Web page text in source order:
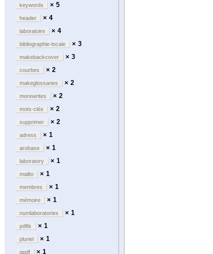
keywords × 5
header × 4
laboratoire × 4
bibliographie-locale × 3
makebackcover × 3
courbes × 2
makeglossaries × 2
morewrites × 2
mots-clés × 2
supprimer × 2
adress × 1
arobase × 1
laboratory × 1
mailto × 1
membres × 1
mémoire × 1
numlaboratories × 1
pdftk × 1
pluriel × 1
qpdf × 1